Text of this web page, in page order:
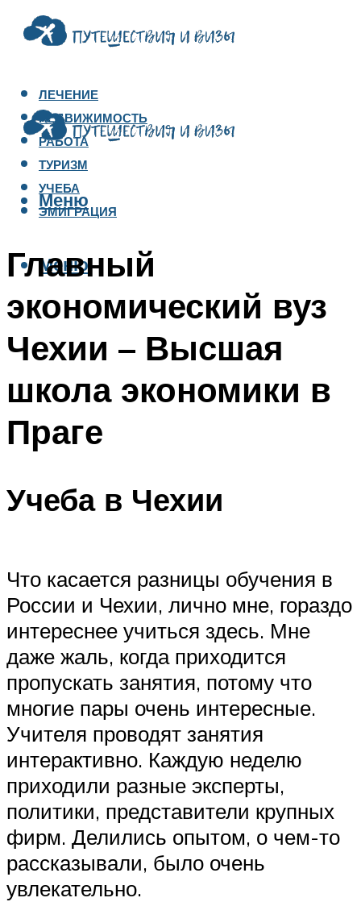
ЛЕЧЕНИЕ
НЕДВИЖИМОСТЬ
РАБОТА
ТУРИЗМ
УЧЕБА
ЭМИГРАЦИЯ
Меню
Меню
Главный
экономический вуз
Чехии – Высшая
школа экономики в
Праге
Учеба в Чехии
Что касается разницы обучения в
России и Чехии, лично мне, гораздо
интереснее учиться здесь. Мне
даже жаль, когда приходится
пропускать занятия, потому что
многие пары очень интересные.
Учителя проводят занятия
интерактивно. Каждую неделю
приходили разные эксперты,
политики, представители крупных
фирм. Делились опытом, о чем-то
рассказывали, было очень
увлекательно.